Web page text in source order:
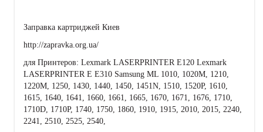
Заправка картриджей Киев
http://zapravka.org.ua/
для Принтеров: Lexmark LASERPRINTER E120 Lexmark
LASERPRINTER E E310 Samsung ML 1010, 1020M, 1210,
1220M, 1250, 1430, 1440, 1450, 1451N, 1510, 1520P, 1610,
1615, 1640, 1641, 1660, 1661, 1665, 1670, 1671, 1676, 1710,
1710D, 1710P, 1740, 1750, 1860, 1910, 1915, 2010, 2015, 2240,
2241, 2510, 2525, 2540,